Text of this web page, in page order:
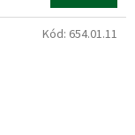
Kód: 654.01.11